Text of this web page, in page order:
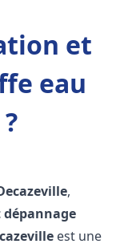
et
eau
,
est une